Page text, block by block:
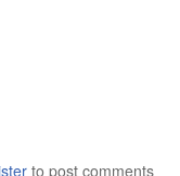
to post comments